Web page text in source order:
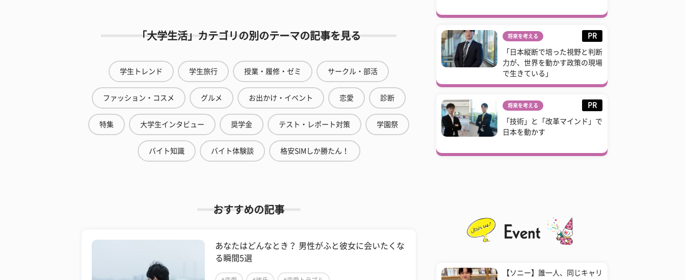
「大学生活」カテゴリの別のテーマの記事を見る
学生トレンド 学生旅行 授業・履修・ゼミ サークル・部活
ファッション・コスメ グルメ お出かけ・イベント 恋愛 診断
特集 大学生インタビュー 奨学金 テスト・レポート対策 学園祭
バイト知識 バイト体験談 格安SIMしか勝たん！
おすすめの記事
あなたはどんなとき？ 男性がふと彼女に会いたくな
る瞬間5選
将来を考える PR
「日本縦断で培った視野と判断
力が、世界を動かす政策の現場
で生きている」
将来を考える PR
「技術」と「改革マインド」で
日本を動かす
【ソニー】誰一人、同じキャリ